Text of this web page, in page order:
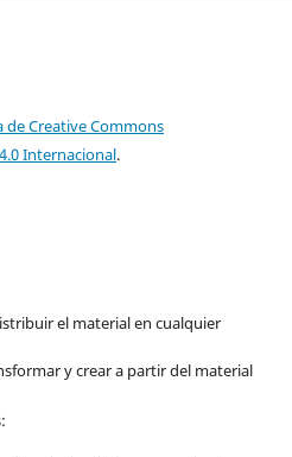
de Creative Commons
Internacional.
el material en cualquier
y crear a partir del material